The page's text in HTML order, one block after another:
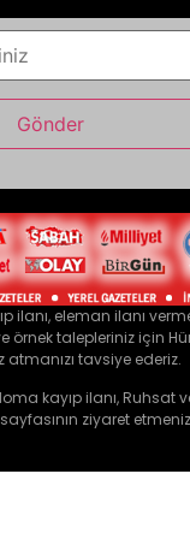
ilanı, eleman ilanı
örnek talepleriniz için
tavsiye ederiz.
kayıp ilanı, Ruhsat
ziyaret